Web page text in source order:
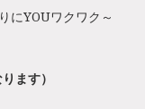
にYOUワクワク～
ます）